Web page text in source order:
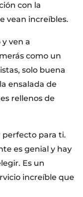
con la
vean increíbles.
ven a
como un
solo buena
ensalada de
rellenos de
perfecto para ti.
es genial y hay
Es un
increíble que